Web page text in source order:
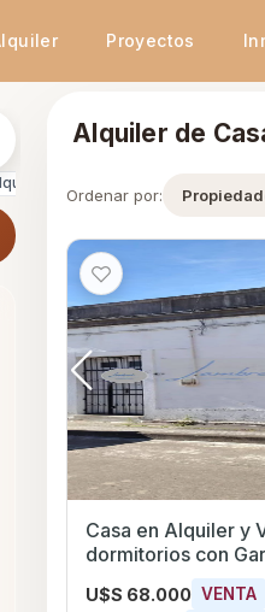
Proyectos
Alquiler de
Ordenar por:
Casa en Alquiler y
dormitorios con Garage en Peñarol,
Montevideo
U$S 68.000 VENTA